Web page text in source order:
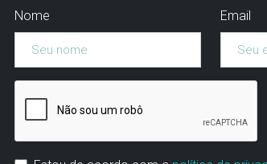
Nome Email